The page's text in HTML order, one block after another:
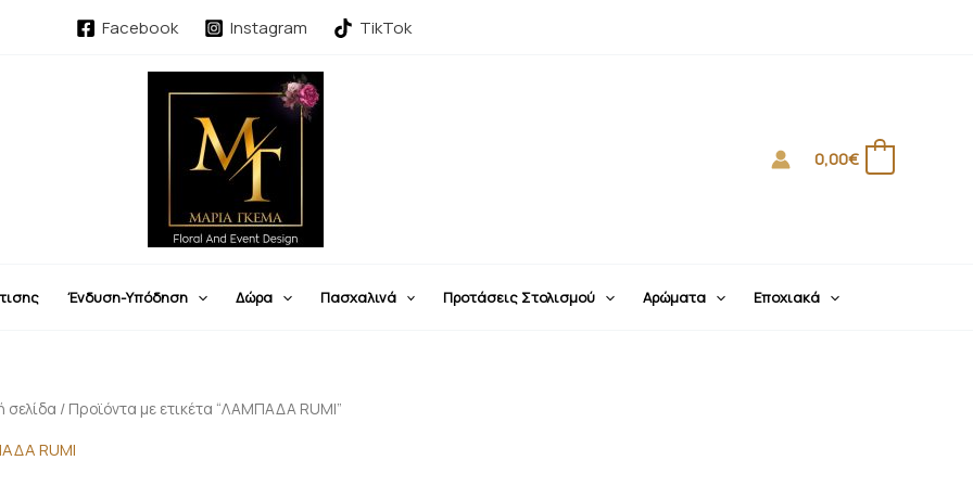
Facebook Instagram TikTok
0,00€
Ένδυση-Υπόδηση Δώρα Πασχαλινά Προτάσεις Στολισμού Αρώματα Εποχιακά
σελίδα / Προϊόντα με ετικέτα “ΛΑΜΠΑΔΑ RUMI”
RUMI
by
latest